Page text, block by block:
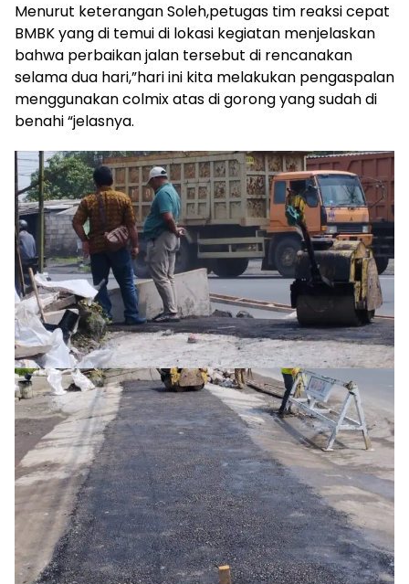
Menurut keterangan Soleh,petugas tim reaksi cepat
BMBK yang di temui di lokasi kegiatan menjelaskan
bahwa perbaikan jalan tersebut di rencanakan
selama dua hari,”hari ini kita melakukan pengaspalan
menggunakan colmix atas di gorong yang sudah di
benahi “jelasnya.